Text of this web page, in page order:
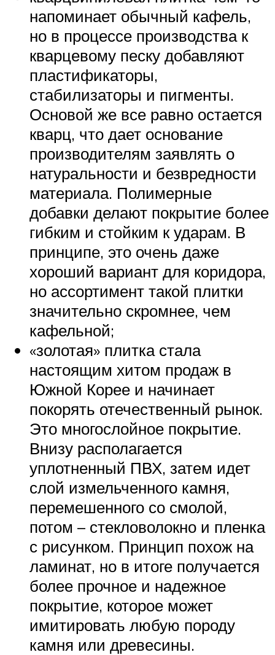
напоминает обычный кафель,
но в процессе производства к
кварцевому песку добавляют
пластификаторы,
стабилизаторы и пигменты.
Основой же все равно остается
кварц, что дает основание
производителям заявлять о
натуральности и безвредности
материала. Полимерные
добавки делают покрытие более
гибким и стойким к ударам. В
принципе, это очень даже
хороший вариант для коридора,
но ассортимент такой плитки
значительно скромнее, чем
кафельной;
«золотая» плитка стала
настоящим хитом продаж в
Южной Корее и начинает
покорять отечественный рынок.
Это многослойное покрытие.
Внизу располагается
уплотненный ПВХ, затем идет
слой измельченного камня,
перемешенного со смолой,
потом – стекловолокно и пленка
с рисунком. Принцип похож на
ламинат, но в итоге получается
более прочное и надежное
покрытие, которое может
имитировать любую породу
камня или древесины.